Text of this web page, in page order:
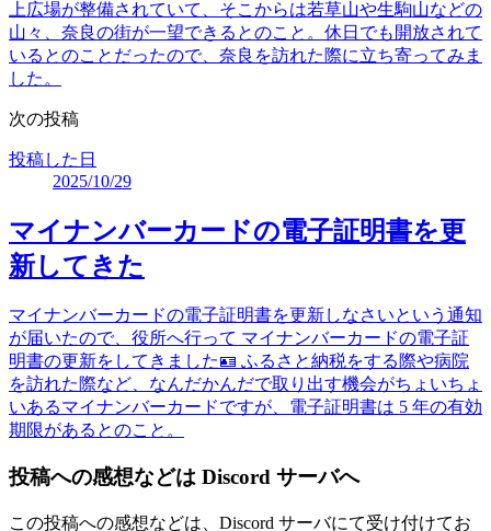
上広場が整備されていて、そこからは若草山や生駒山などの
山々、奈良の街が一望できるとのこと。休日でも開放されて
いるとのことだったので、奈良を訪れた際に立ち寄ってみま
した。
次の投稿
投稿した日
2025/10/29
マイナンバーカードの電子証明書を更
新してきた
マイナンバーカードの電子証明書を更新しなさいという通知
が届いたので、役所へ行って マイナンバーカードの電子証
明書の更新をしてきました🪪 ふるさと納税をする際や病院
を訪れた際など、なんだかんだで取り出す機会がちょいちょ
いあるマイナンバーカードですが、電子証明書は 5 年の有効
期限があるとのこと。
投稿への感想などは Discord サーバへ
この投稿への感想などは、Discord サーバにて受け付けてお